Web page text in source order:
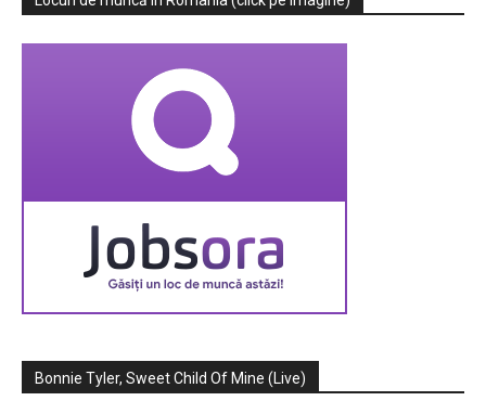
Bonnie Tyler, Sweet Child Of Mine (Live)